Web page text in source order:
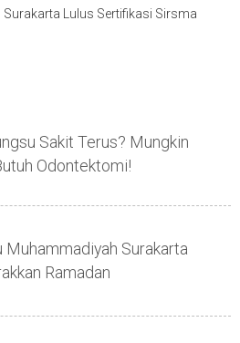
Lulus Sertifikasi Sirsma
Sakit Terus? Mungkin
Odontektomi!
Muhammadiyah Surakarta
Ramadan